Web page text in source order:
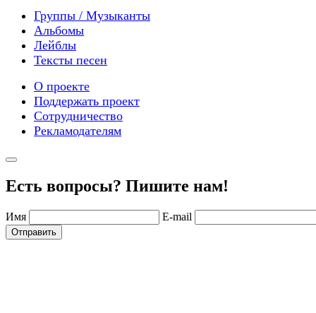
Группы / Музыканты
Альбомы
Лейблы
Тексты песен
О проекте
Поддержать проект
Сотрудничество
Рекламодателям
Есть вопросы? Пишите нам!
Имя E-mail